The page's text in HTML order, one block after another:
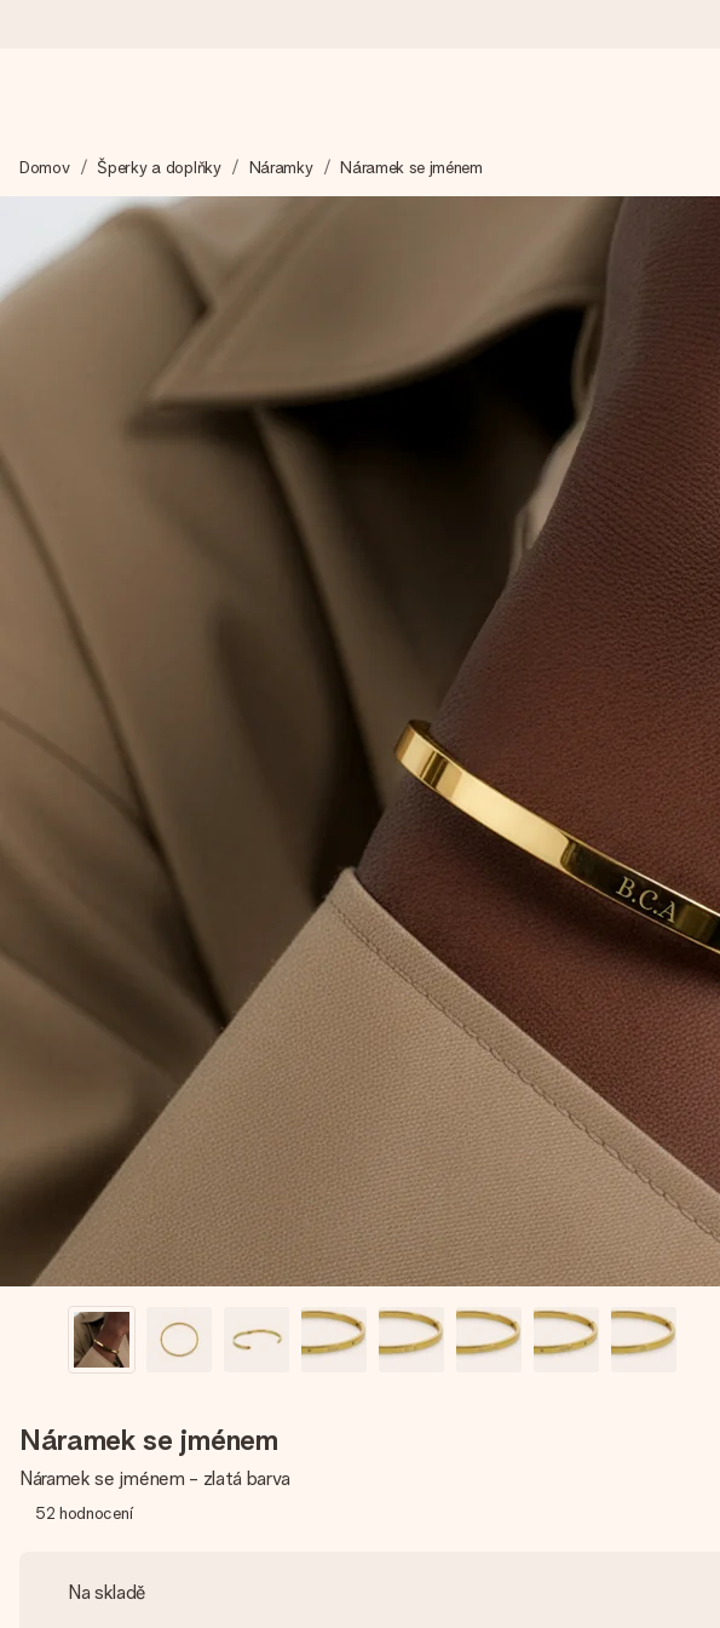
Váš dárek vytvoříme s láskou a bleskově odešleme – abyste ho mohli darovat právě
4,8 (na základě +15 000 recenzí)
Naše dárky inspirují. Zákazníci nás na Google Reviews hodnotí známkou 4,8.
Vytvořte něco jedinečného během několika kroků – s jejím jménem, vaší fotografií
Domov Šperky a doplňky Náramky Náramek se jménem
Náramek se jménem
Náramek se jménem - zlatá barva
52 hodnocení
Na skladě